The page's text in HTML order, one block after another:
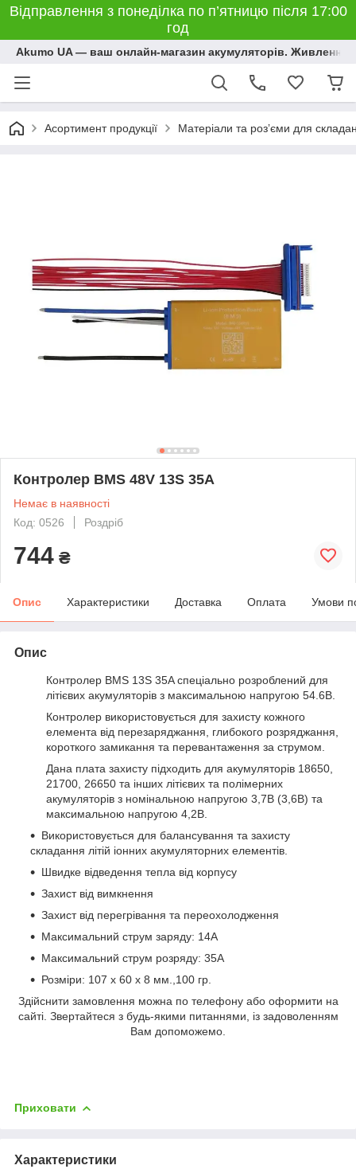
Відправлення з понеділка по п’ятницю після 17:00
год
Akumo UA — ваш онлайн-магазин акумуляторів. Живлення,
Асортимент продукції Матеріали та розʼєми для
Контролер BMS 48V 13S 35А
Немає в наявності
Код: 0526
Роздріб
744 ₴
Опис Характеристики Доставка Оплата Умови
Опис
Контролер BMS 13S 35A спеціально розроблений для
літієвих акумуляторів з максимальною напругою 54.6В.
Контролер використовується для захисту кожного
елемента від перезаряджання, глибокого розряджання,
короткого замикання та перевантаження за струмом.
Дана плата захисту підходить для акумуляторів 18650,
21700, 26650 та інших літієвих та полімерних
акумуляторів з номінальною напругою 3,7В (3,6В) та
максимальною напругою 4,2В.
Використовується для балансування та захисту
складання літій іонних акумуляторних елементів.
Швидке відведення тепла від корпусу
Захист від вимкнення
Захист від перегрівання та переохолодження
Максимальний струм заряду: 14А
Максимальний струм розряду: 35А
Розміри: 107 x 60 x 8 мм.,100 гр.
Здійснити замовлення можна по телефону або оформити на
сайті. Звертайтеся з будь-якими питаннями, із задоволенням
Вам допоможемо.
Приховати
Характеристики